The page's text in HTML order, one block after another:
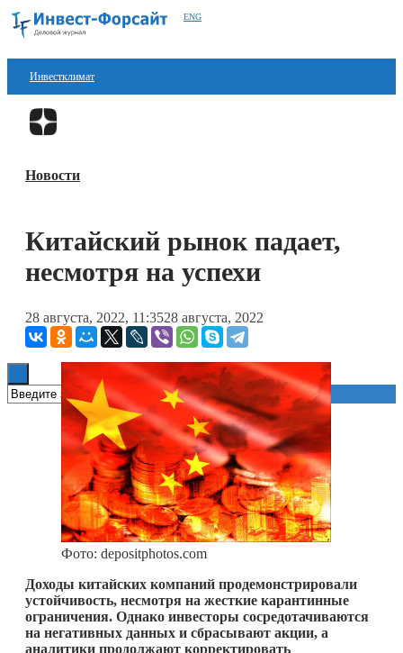
ENG
Инвестклимат
Финансы
Блокчейн
Книги
Новости
Китайский рынок падает,
несмотря на успехи
28 августа, 2022, 11:3528 августа, 2022
Фото: depositphotos.com
Доходы китайских компаний продемонстрировали
устойчивость, несмотря на жесткие карантинные
ограничения. Однако инвесторы сосредотачиваются
на негативных данных и сбрасывают акции, а
аналитики продолжают корректировать